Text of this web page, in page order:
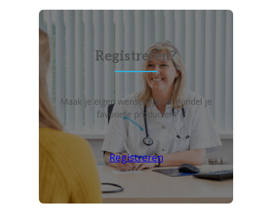
Registreren?
Maak je eigen wensenlijst en bundel je
favoriete producten!
Registreren